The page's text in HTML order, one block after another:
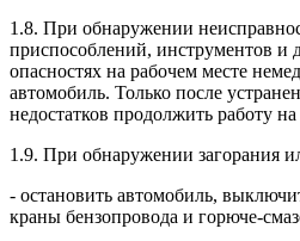
1.8. При обнаружении
приспособлений, инструментов и
опасностях на рабочем месте
автомобиль. Только после
недостатков продолжить работу
1.9. При обнаружении загорания
- остановить автомобиль,
краны бензопровода и горюче-